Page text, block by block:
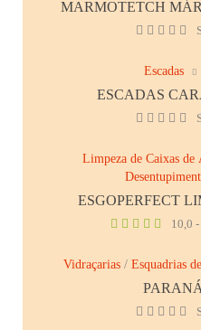
MARMOTETCH
Escadas
ESCADAS
Limpeza de Caixas de
ESGOPERFECT
10,0
Vidraçarias / Esquadrias